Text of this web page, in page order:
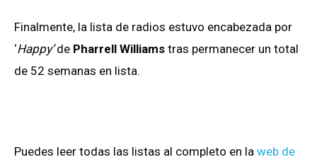
Finalmente, la lista de radios estuvo encabezada por
‘Happy’de Pharrell Williams tras permanecer un total
de 52 semanas en lista.
Puedes leer todas las listas al completo en la web de